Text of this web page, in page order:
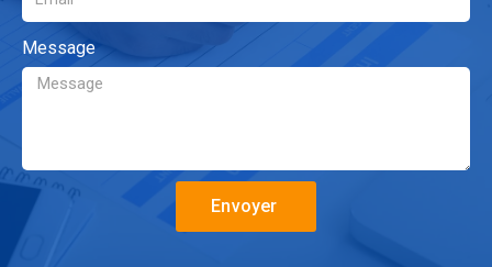
Message
Envoyer